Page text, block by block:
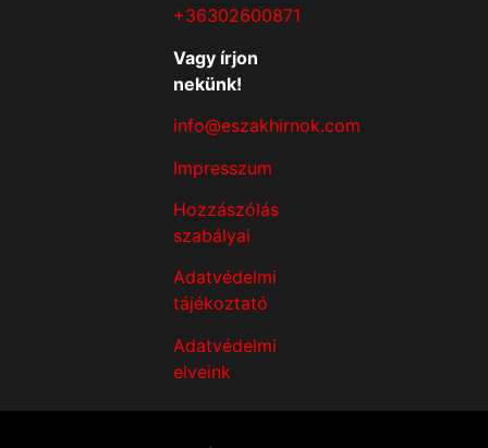
+36302600871
Vagy írjon
nekünk!
info@eszakhirnok.com
Impresszum
Hozzászólás
szabályai
Adatvédelmi
tájékoztató
Adatvédelmi
elveink